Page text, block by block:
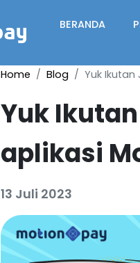
BERANDA
Home Blog Yuk
Yuk
aplikasi
13 Juli 2023